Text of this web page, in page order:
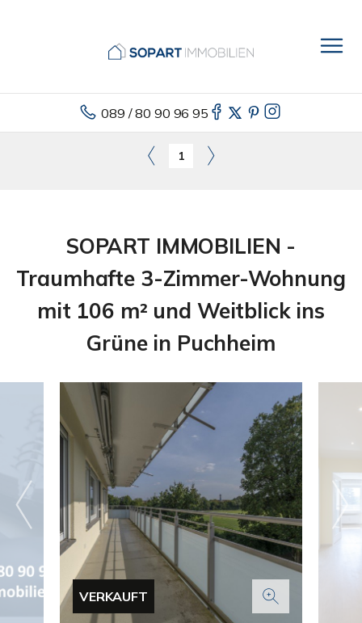
089 / 80 90 96 95
1
SOPART IMMOBILIEN -
Traumhafte 3-Zimmer-Wohnung
mit 106 m² und Weitblick ins
Grüne in Puchheim
VERKAUFT